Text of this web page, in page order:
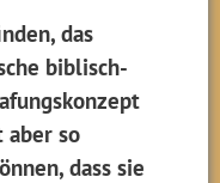
das
biblisch-
aber so
dass sie